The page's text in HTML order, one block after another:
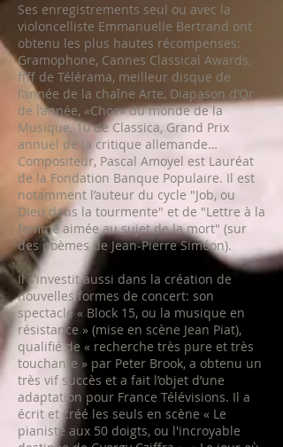
Ses enregistrements seul ou avec la
violoncelliste Emmanuelle Bertrand ont
obtenu les plus hautes récompenses:
Gramophone, Cannes Classical Awards,
ffff de Télérama, meilleur disque de
l’année de la chaîne Arte, Diapason d’Or
de l’année, «Choc» du monde de la
Musique, 10 de Classica, Grand Prix
annuel de la critique allemande…
Compositeur, Pascal Amoyel est Lauréat
de la Fondation Banque Populaire. Il est
notamment l’auteur du cycle "Job, ou
Dieu dans la tourmente" et de "Lettre à la
femme aimée au sujet de la mort" (sur
des poèmes de Jean-Pierre Siméon).
Il s’investit aussi dans la création de
nouvelles formes de concert: son
spectacle « Block 15, ou la musique en
résistance » (mise en scène Jean Piat),
qualifié de « recherche très pure et très
touchante » par Peter Brook, a obtenu un
très vif succès et a fait l’objet d’une
adaptation pour France Télévisions. Il a
écrit et créé les seuls en scène « Le
pianiste aux 50 doigts, ou l'incroyable